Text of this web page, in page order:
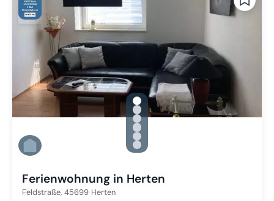
gallery.slide_selector
Zu Slide 1 wechseln
Zu Slide 2 wechseln
Zu Slide 3 wechseln
Zu Slide 4 wechseln
Zu Slide 5 wechseln
Zu Slide 6 wechseln
Ferienwohnung in Herten
Feldstraße, 45699 Herten